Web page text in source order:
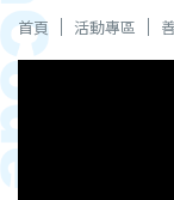
首頁 活動專區